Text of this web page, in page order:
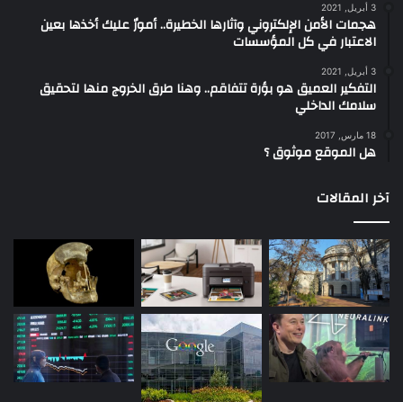
3 أبريل, 2021
هجمات الأمن الإلكتروني وآثارها الخطيرة.. أمورٌ عليك أخذها بعين
الاعتبار في كل المؤسسات
3 أبريل, 2021
التفكير العميق هو بؤرة تتفاقم.. وهنا طرق الخروج منها لتحقيق
سلامك الداخلي
18 مارس, 2017
هل الموقع موثوق ؟
آخر المقالات